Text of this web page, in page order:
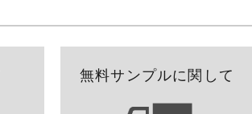
無料サンプルに関して